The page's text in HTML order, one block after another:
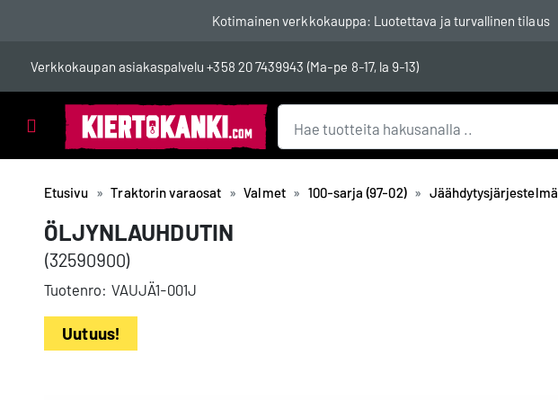
Kotimainen verkkokauppa: Luotettava ja turvallinen tilaus
Verkkokaupan asiakaspalvelu+358 20 7439943 (Ma-pe 8-17, la 9-13)
Tuotealueet
Etusivu Traktorin varaosat Valmet 100-sarja (97-02) Jäähdytysjärjestelmä
ÖLJYNLAUHDUTIN
(32590900)
Tuotenro: VAUJÄ1-001J
Uutuus!